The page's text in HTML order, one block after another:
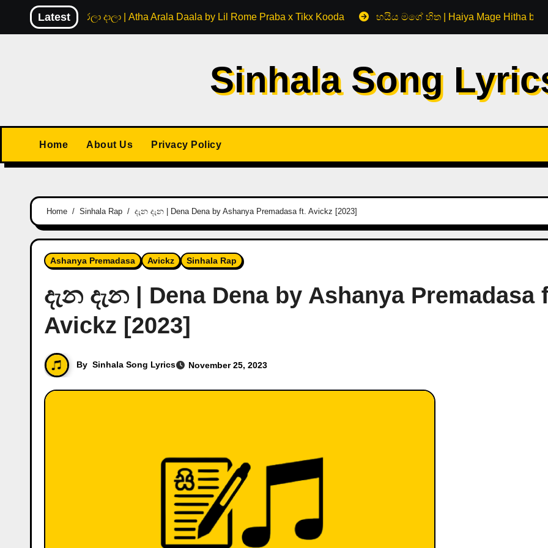
Latestඅත ඇරලා දාලා | Atha Arala Daala by Lil Rome Praba x Tikx Kooda හයිය මගේ හිත | Haiya Mage Hitha by
Sinhala Song
Home About Us Privacy Policy
Home Sinhala Rap දැන දැන | Dena Dena by Ashanya Premadasa ft. Avickz [2023]
Ashanya Premadasa Avickz Sinhala Rap
දැන දැන | Dena Dena by Ashanya Premadasa
Avickz [2023]
By Sinhala Song Lyrics November 25, 2023